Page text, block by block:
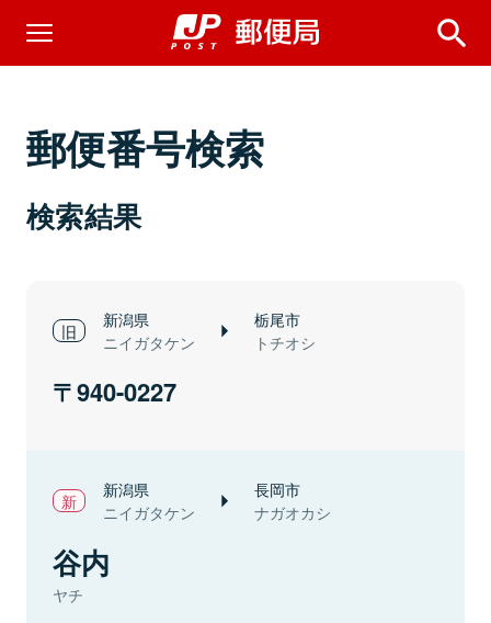
郵便番号検索
検索結果
新潟県
ニイガタケン
栃尾市
トチオシ
940-0227
新潟県
ニイガタケン
長岡市
ナガオカシ
谷内
ヤチ